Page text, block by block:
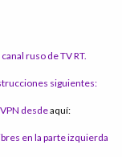
ruso de TV RT.
siguientes:
desdeaquí:
en la parte izquierda